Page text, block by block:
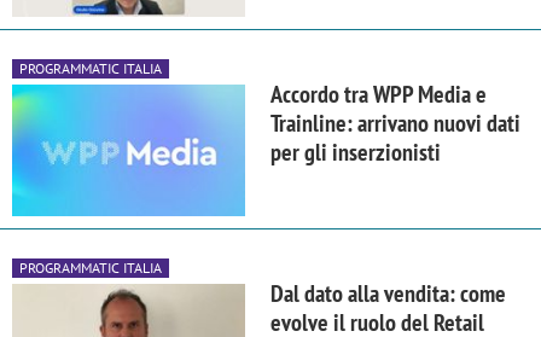
PROGRAMMATIC ITALIA
Accordo tra WPP Media e
Trainline: arrivano nuovi dati
per gli inserzionisti
PROGRAMMATIC ITALIA
Dal dato alla vendita: come
evolve il ruolo del Retail